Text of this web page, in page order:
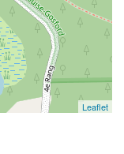
Leaflet